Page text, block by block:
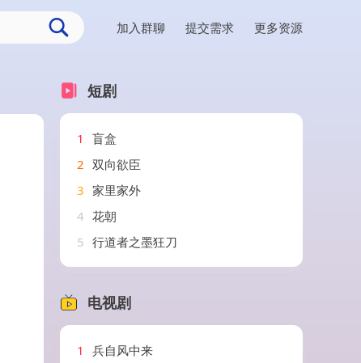
加入群聊 提交需求 更多资源
短剧
1
盲盒
2 双向欲臣
3 家里家外
4 花朝
5 行道者之墨狂刀
电视剧
1
兵自风中来